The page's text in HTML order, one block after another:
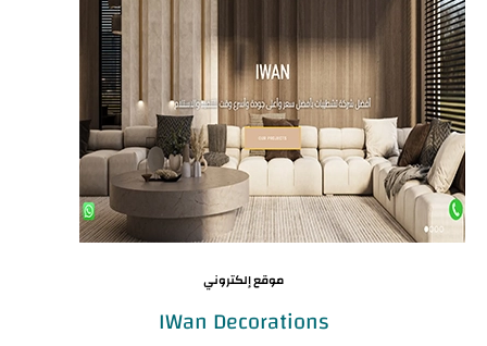
موقع إلكتروني
IWan Decorations